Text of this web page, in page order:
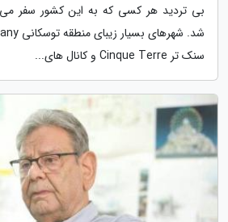
بی تردید هر کسی که به این کشور سفر می
سنک تر Cinque Terre و کانال های...